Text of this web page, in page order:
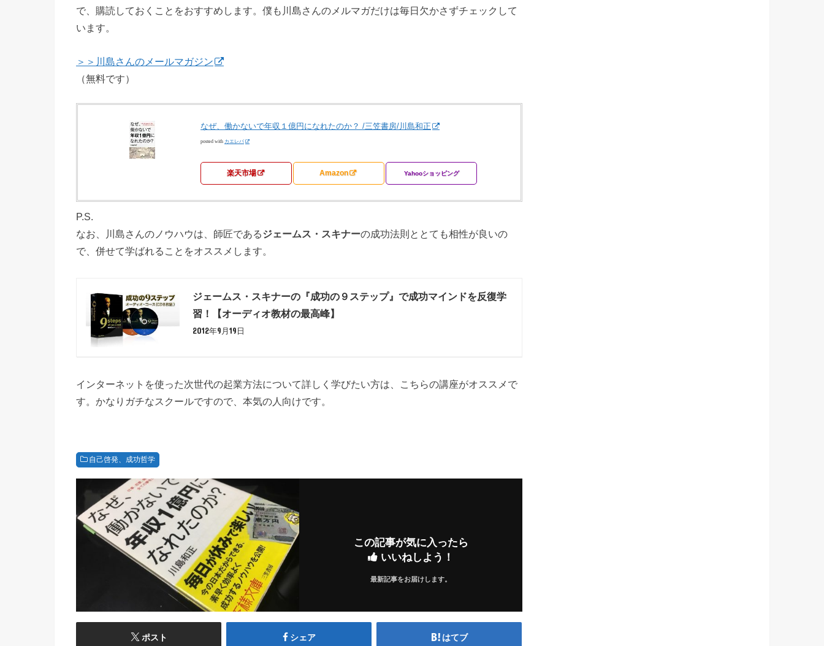
で、購読しておくことをおすすめします。僕も川島さんのメルマガだけは毎日欠かさずチェックして
います。
＞＞川島さんのメールマガジン
（無料です）
なぜ、働かないで年収１億円になれたのか？ /三笠書房/川島和正
posted with カエレバ
楽天市場 Amazon Yahooショッピング
P.S.
なお、川島さんのノウハウは、師匠であるジェームス・スキナーの成功法則ととても相性が良いの
で、併せて学ばれることをオススメします。
ジェームス・スキナーの『成功の９ステップ』で成功マインドを反復学
習！【オーディオ教材の最高峰】
2012年9月19日
インターネットを使った次世代の起業方法について詳しく学びたい方は、こちらの講座がオススメで
す。かなりガチなスクールですので、本気の人向けです。
自己啓発、成功哲学
この記事が気に入ったら
いいねしよう！
最新記事をお届けします。
ポスト シェア はてブ